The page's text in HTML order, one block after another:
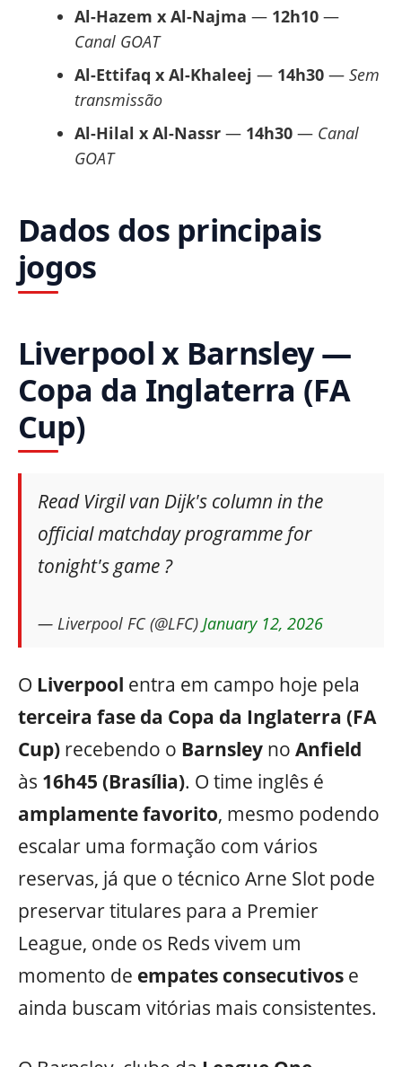
Al-Hazem x Al-Najma — 12h10—
Canal GOAT
Al-Ettifaq x Al-Khaleej — 14h30— Sem
transmissão
Al-Hilal x Al-Nassr— 14h30— Canal
GOAT
Dados dos principais
jogos
Liverpool x Barnsley —
Copa da Inglaterra (FA
Cup)
Read Virgil van Dijk's column in the
official matchday programme for
tonight's game ?
— Liverpool FC (@LFC) January 12, 2026
O Liverpool entra em campo hoje pela
terceira fase da Copa da Inglaterra (FA
Cup) recebendo o Barnsley no Anfield
às 16h45 (Brasília). O time inglês é
amplamente favorito, mesmo podendo
escalar uma formação com vários
reservas, já que o técnico Arne Slot pode
preservar titulares para a Premier
League, onde os Reds vivem um
momento de empates consecutivos e
ainda buscam vitórias mais consistentes.